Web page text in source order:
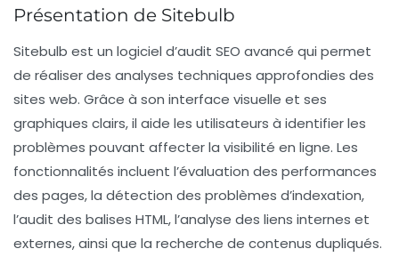
Présentation de Sitebulb
Sitebulb est un logiciel d’audit SEO avancé qui permet
de réaliser des analyses techniques approfondies des
sites web. Grâce à son interface visuelle et ses
graphiques clairs, il aide les utilisateurs à identifier les
problèmes pouvant affecter la visibilité en ligne. Les
fonctionnalités incluent l’évaluation des performances
des pages, la détection des problèmes d’indexation,
l’audit des balises HTML, l’analyse des liens internes et
externes, ainsi que la recherche de contenus dupliqués.